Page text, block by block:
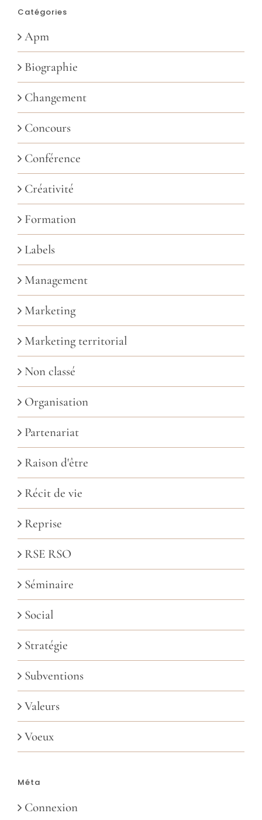
Catégories
Apm
Biographie
Changement
Concours
Conférence
Créativité
Formation
Labels
Management
Marketing
Marketing territorial
Non classé
Organisation
Partenariat
Raison d'être
Récit de vie
Reprise
RSE RSO
Séminaire
Social
Stratégie
Subventions
Valeurs
Voeux
Méta
Connexion